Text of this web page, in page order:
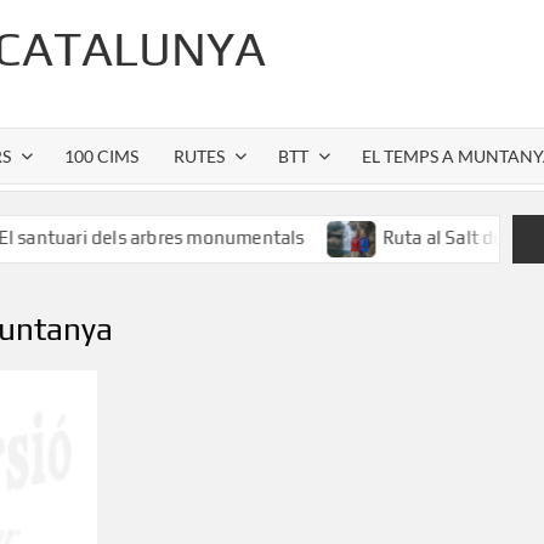
100 CIMS RUTES BTT EL TEMPS A
dels arbres monumentals Ruta al Salt de Sallent: